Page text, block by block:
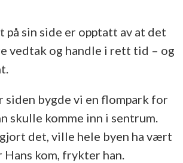
på sin side er opptatt av at det
vedtak og handle i rett tid – og
siden bygde vi en flompark for
skulle komme inn i sentrum.
det, ville hele byen ha vært
Hans kom, frykter han.